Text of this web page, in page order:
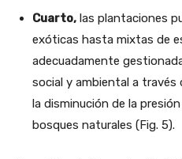
Cuarto, las plantaciones
exóticas hasta mixtas de
adecuadamente
social y ambiental a través
la disminución de la
bosques naturales (Fig. 5).